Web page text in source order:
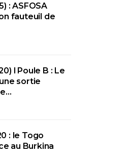
: ASFOSA
fauteuil de
l Poule B : Le
sortie
: le Togo
au Burkina